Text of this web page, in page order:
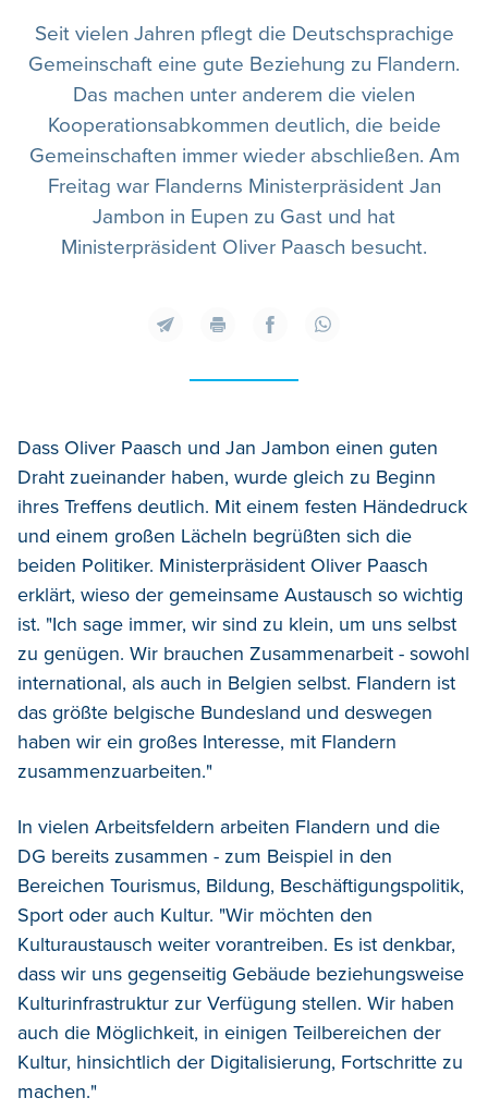
Seit vielen Jahren pflegt die Deutschsprachige
Gemeinschaft eine gute Beziehung zu Flandern.
Das machen unter anderem die vielen
Kooperationsabkommen deutlich, die beide
Gemeinschaften immer wieder abschließen. Am
Freitag war Flanderns Ministerpräsident Jan
Jambon in Eupen zu Gast und hat
Ministerpräsident Oliver Paasch besucht.
Dass Oliver Paasch und Jan Jambon einen guten
Draht zueinander haben, wurde gleich zu Beginn
ihres Treffens deutlich. Mit einem festen Händedruck
und einem großen Lächeln begrüßten sich die
beiden Politiker. Ministerpräsident Oliver Paasch
erklärt, wieso der gemeinsame Austausch so wichtig
ist. "Ich sage immer, wir sind zu klein, um uns selbst
zu genügen. Wir brauchen Zusammenarbeit - sowohl
international, als auch in Belgien selbst. Flandern ist
das größte belgische Bundesland und deswegen
haben wir ein großes Interesse, mit Flandern
zusammenzuarbeiten."
In vielen Arbeitsfeldern arbeiten Flandern und die
DG bereits zusammen - zum Beispiel in den
Bereichen Tourismus, Bildung, Beschäftigungspolitik,
Sport oder auch Kultur. "Wir möchten den
Kulturaustausch weiter vorantreiben. Es ist denkbar,
dass wir uns gegenseitig Gebäude beziehungsweise
Kulturinfrastruktur zur Verfügung stellen. Wir haben
auch die Möglichkeit, in einigen Teilbereichen der
Kultur, hinsichtlich der Digitalisierung, Fortschritte zu
machen."